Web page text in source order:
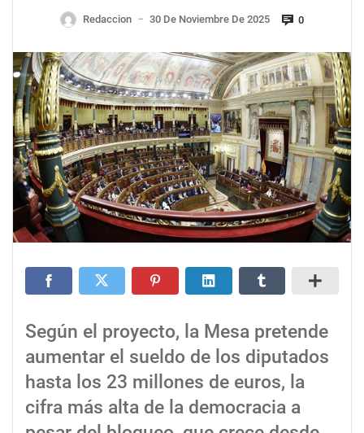
Redaccion — 30 De Noviembre De 2025 0
Según el proyecto, la Mesa pretende
aumentar el sueldo de los diputados
hasta los 23 millones de euros, la
cifra más alta de la democracia a